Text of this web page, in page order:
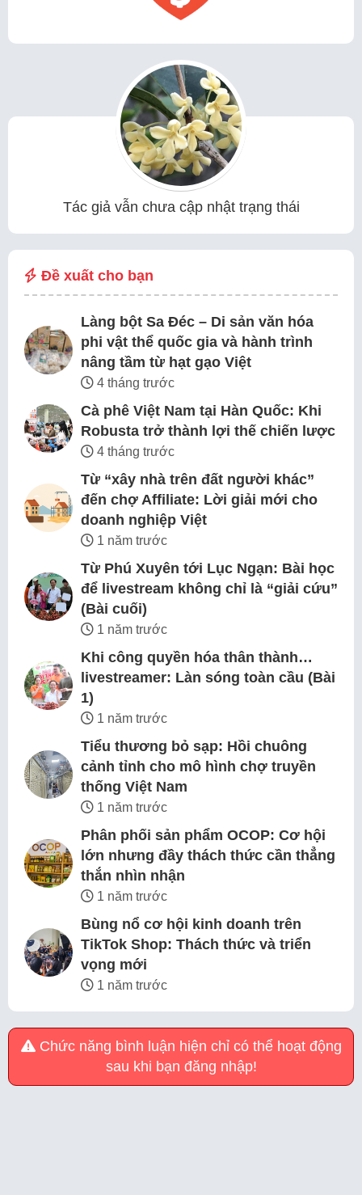
Tác giả vẫn chưa cập nhật trạng thái
Đề xuất cho bạn
Làng bột Sa Đéc – Di sản văn hóa
phi vật thể quốc gia và hành trình
nâng tầm từ hạt gạo Việt
4 tháng trước
Cà phê Việt Nam tại Hàn Quốc: Khi
Robusta trở thành lợi thế chiến lược
4 tháng trước
Từ “xây nhà trên đất người khác”
đến chợ Affiliate: Lời giải mới cho
doanh nghiệp Việt
1 năm trước
Từ Phú Xuyên tới Lục Ngạn: Bài học
để livestream không chỉ là “giải cứu”
(Bài cuối)
1 năm trước
Khi công quyền hóa thân thành…
livestreamer: Làn sóng toàn cầu (Bài
1)
1 năm trước
Tiểu thương bỏ sạp: Hồi chuông
cảnh tỉnh cho mô hình chợ truyền
thống Việt Nam
1 năm trước
Phân phối sản phẩm OCOP: Cơ hội
lớn nhưng đầy thách thức cần thẳng
thắn nhìn nhận
1 năm trước
Bùng nổ cơ hội kinh doanh trên
TikTok Shop: Thách thức và triển
vọng mới
1 năm trước
Chức năng bình luận hiện chỉ có thể hoạt động
sau khi bạn đăng nhập!